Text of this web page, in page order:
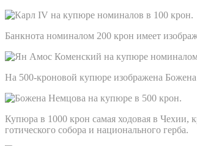
Банкнота номиналом 200 крон имеет
На 500-кроновой купюре изображена
Купюра в 1000 крон самая ходовая в Чехии,
готического собора и национального герба.